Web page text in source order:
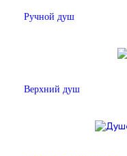
Ручной душ
Верхний душ